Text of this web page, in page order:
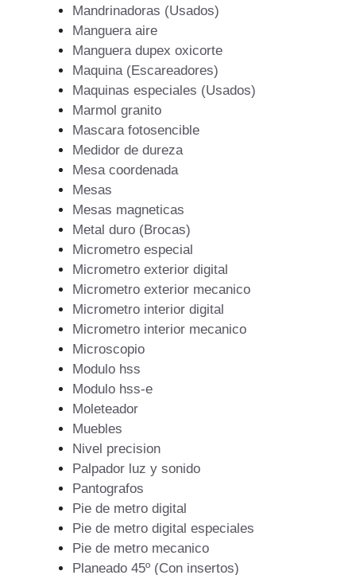
Mandrinadoras (Usados)
Manguera aire
Manguera dupex oxicorte
Maquina (Escareadores)
Maquinas especiales (Usados)
Marmol granito
Mascara fotosencible
Medidor de dureza
Mesa coordenada
Mesas
Mesas magneticas
Metal duro (Brocas)
Micrometro especial
Micrometro exterior digital
Micrometro exterior mecanico
Micrometro interior digital
Micrometro interior mecanico
Microscopio
Modulo hss
Modulo hss-e
Moleteador
Muebles
Nivel precision
Palpador luz y sonido
Pantografos
Pie de metro digital
Pie de metro digital especiales
Pie de metro mecanico
Planeado 45º (Con insertos)